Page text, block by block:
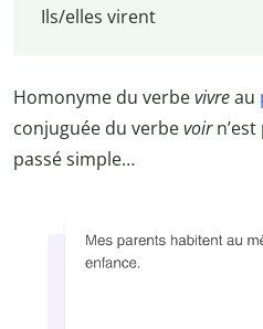
Ils/elles virent
Homonyme du verbevivreau
conjuguée du verbevoir
passé simple…